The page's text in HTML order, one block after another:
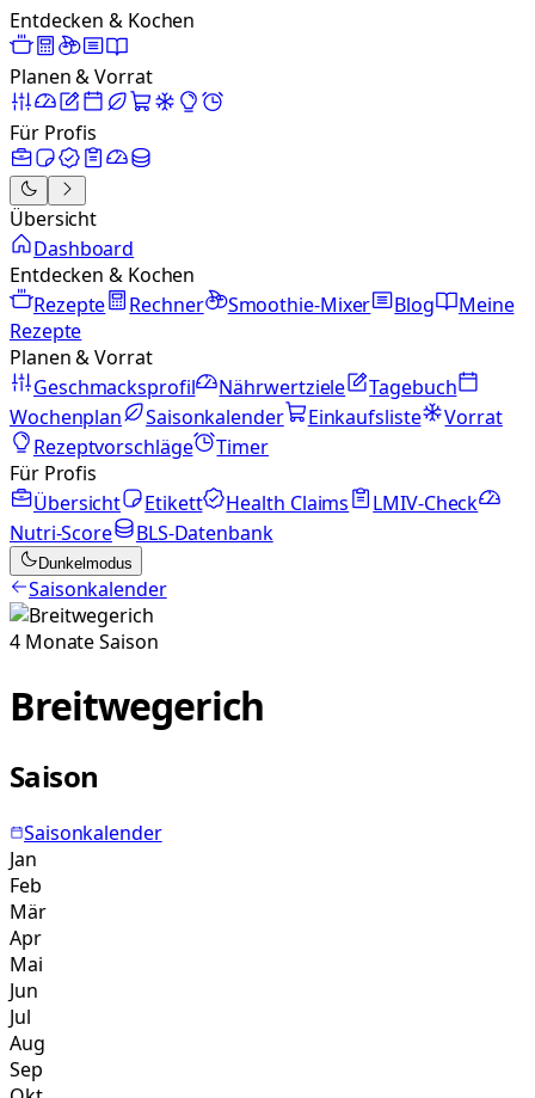
Entdecken & Kochen
Planen & Vorrat
Für Profis
Übersicht
Dashboard
Entdecken & Kochen
Rezepte
Rechner Smoothie-Mixer Blog
Meine
Rezepte
Planen & Vorrat
Geschmacksprofil
Nährwertziele
Tagebuch
Wochenplan
Saisonkalender Einkaufsliste
Vorrat
Rezeptvorschläge
Timer
Für Profis
Übersicht
Etikett Health Claims
LMIV-Check
Nutri-Score
BLS-Datenbank
Dunkelmodus
Saisonkalender
4 MonateSaison
Breitwegerich
Saison
Saisonkalender
Jan
Feb
Mär
Apr
Mai
Jun
Jul
Aug
Sep